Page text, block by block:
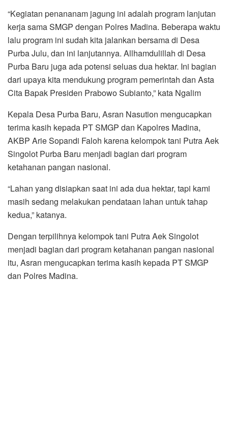
“Kegiatan penananam jagung ini adalah program lanjutan
kerja sama SMGP dengan Polres Madina. Beberapa waktu
lalu program ini sudah kita jalankan bersama di Desa
Purba Julu, dan ini lanjutannya. Allhamdulillah di Desa
Purba Baru juga ada potensi seluas dua hektar. Ini bagian
dari upaya kita mendukung program pemerintah dan Asta
Cita Bapak Presiden Prabowo Subianto,” kata Ngalim
Kepala Desa Purba Baru, Asran Nasution mengucapkan
terima kasih kepada PT SMGP dan Kapolres Madina,
AKBP Arie Sopandi Faloh karena kelompok tani Putra Aek
Singolot Purba Baru menjadi bagian dari program
ketahanan pangan nasional.
“Lahan yang disiapkan saat ini ada dua hektar, tapi kami
masih sedang melakukan pendataan lahan untuk tahap
kedua,” katanya.
Dengan terpilihnya kelompok tani Putra Aek Singolot
menjadi bagian dari program ketahanan pangan nasional
itu, Asran mengucapkan terima kasih kepada PT SMGP
dan Polres Madina.